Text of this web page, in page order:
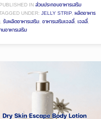
PUBLISHED INส่วนประกอบอาหารเสริม
UNDER: JELLY STRIP, ผลิตอาหาร
, รับผลิตอาหารเสริม, อาหารเสริมเจลลี่, เจลลี่,
นอาหารเสริม